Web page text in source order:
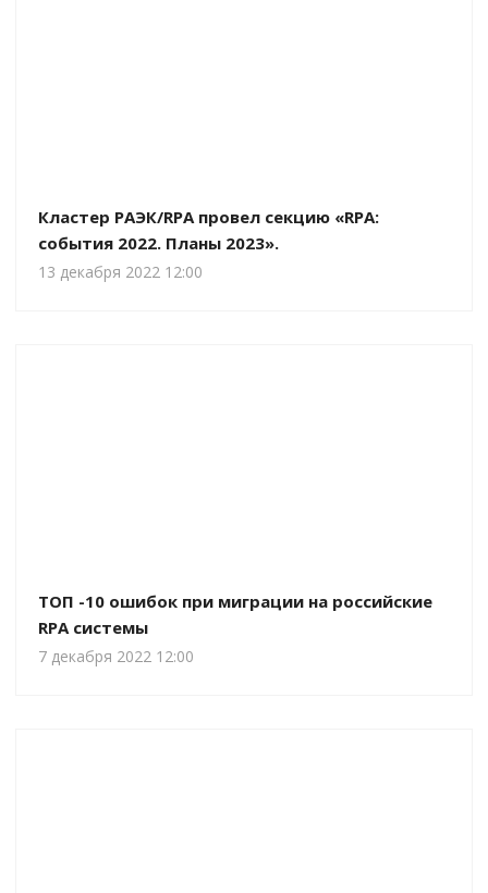
Кластер РАЭК/RPA провел секцию «RPA:
события 2022. Планы 2023».
13 декабря 2022 12:00
ТОП -10 ошибок при миграции на российские
RPA системы
7 декабря 2022 12:00